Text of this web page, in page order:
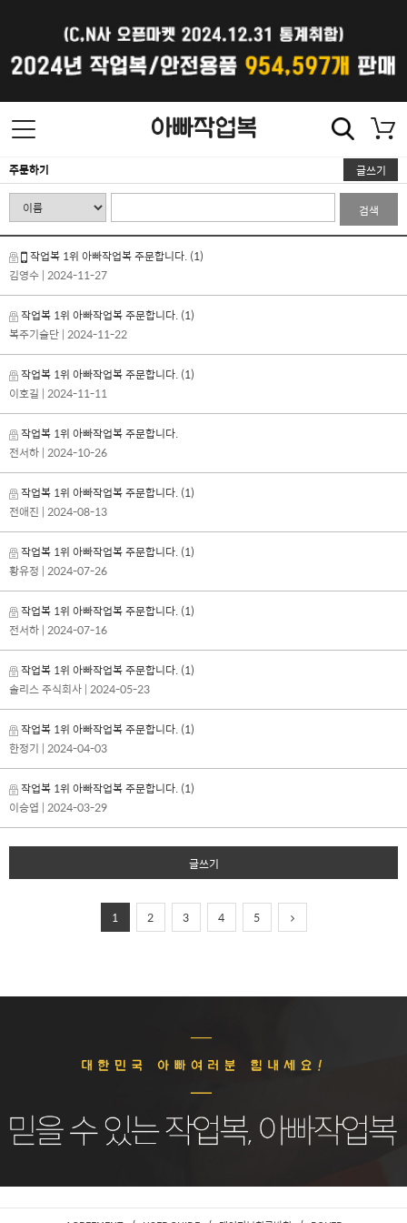
주문하기 글쓰기
검색
작업복 1위 아빠작업복 주문합니다. (1)
김영수 | 2024-11-27
작업복 1위 아빠작업복 주문합니다. (1)
복주기술단 | 2024-11-22
작업복 1위 아빠작업복 주문합니다. (1)
이호길 | 2024-11-11
작업복 1위 아빠작업복 주문합니다.
전서하 | 2024-10-26
작업복 1위 아빠작업복 주문합니다. (1)
전애진 | 2024-08-13
작업복 1위 아빠작업복 주문합니다. (1)
황유정 | 2024-07-26
작업복 1위 아빠작업복 주문합니다. (1)
전서하 | 2024-07-16
작업복 1위 아빠작업복 주문합니다. (1)
솔리스 주식회사 | 2024-05-23
작업복 1위 아빠작업복 주문합니다. (1)
한정기 | 2024-04-03
작업복 1위 아빠작업복 주문합니다. (1)
이승엽 | 2024-03-29
글쓰기
1 2 3 4 5